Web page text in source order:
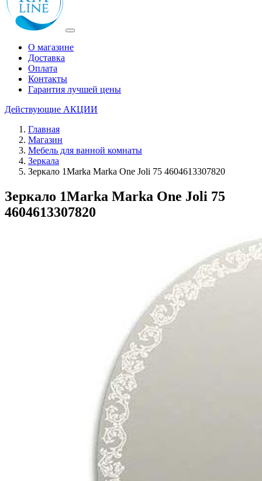
О магазине
Доставка
Оплата
Контакты
Гарантия лучшей цены
Действующие АКЦИИ
Главная
Магазин
Мебель для ванной комнаты
Зеркала
Зеркало 1Marka Marka One Joli 75 4604613307820
Зеркало 1Marka Marka One Joli 75
4604613307820